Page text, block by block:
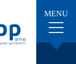
MENU